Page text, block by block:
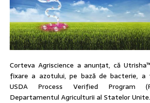
Corteva Agriscience a anunțat, că
fixare a azotului, pe bază de bacterie,
USDA Process Verified Program
Departamentul Agriculturii al Statelor Unite.